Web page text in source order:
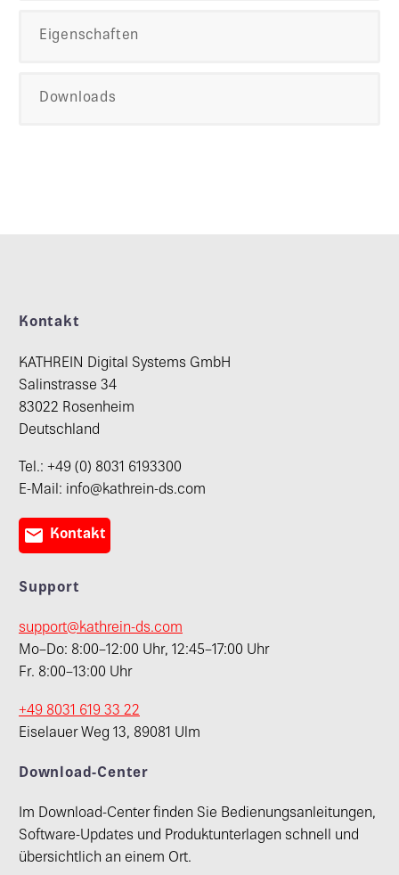
Eigenschaften
Downloads
Kontakt
KATHREIN Digital Systems GmbH
Salinstrasse 34
83022 Rosenheim
Deutschland
Tel.: +49 (0) 8031 6193300
E-Mail: info@kathrein-ds.com
 Kontakt
Support
support@kathrein-ds.com
Mo–Do: 8:00–12:00 Uhr, 12:45–17:00 Uhr
Fr. 8:00–13:00 Uhr
+49 8031 619 33 22
Eiselauer Weg 13, 89081 Ulm
Download-Center
Im Download-Center finden Sie Bedienungsanleitungen,
Software-Updates und Produktunterlagen schnell und
übersichtlich an einem Ort.